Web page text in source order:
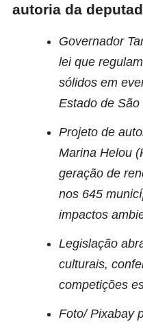
autoria da
Governador
lei que
sólidos em
Estado de São
Projeto de
Marina Helou
geração de
nos 645
impactos
Legislação
culturais,
competições
Foto/ Pixabay